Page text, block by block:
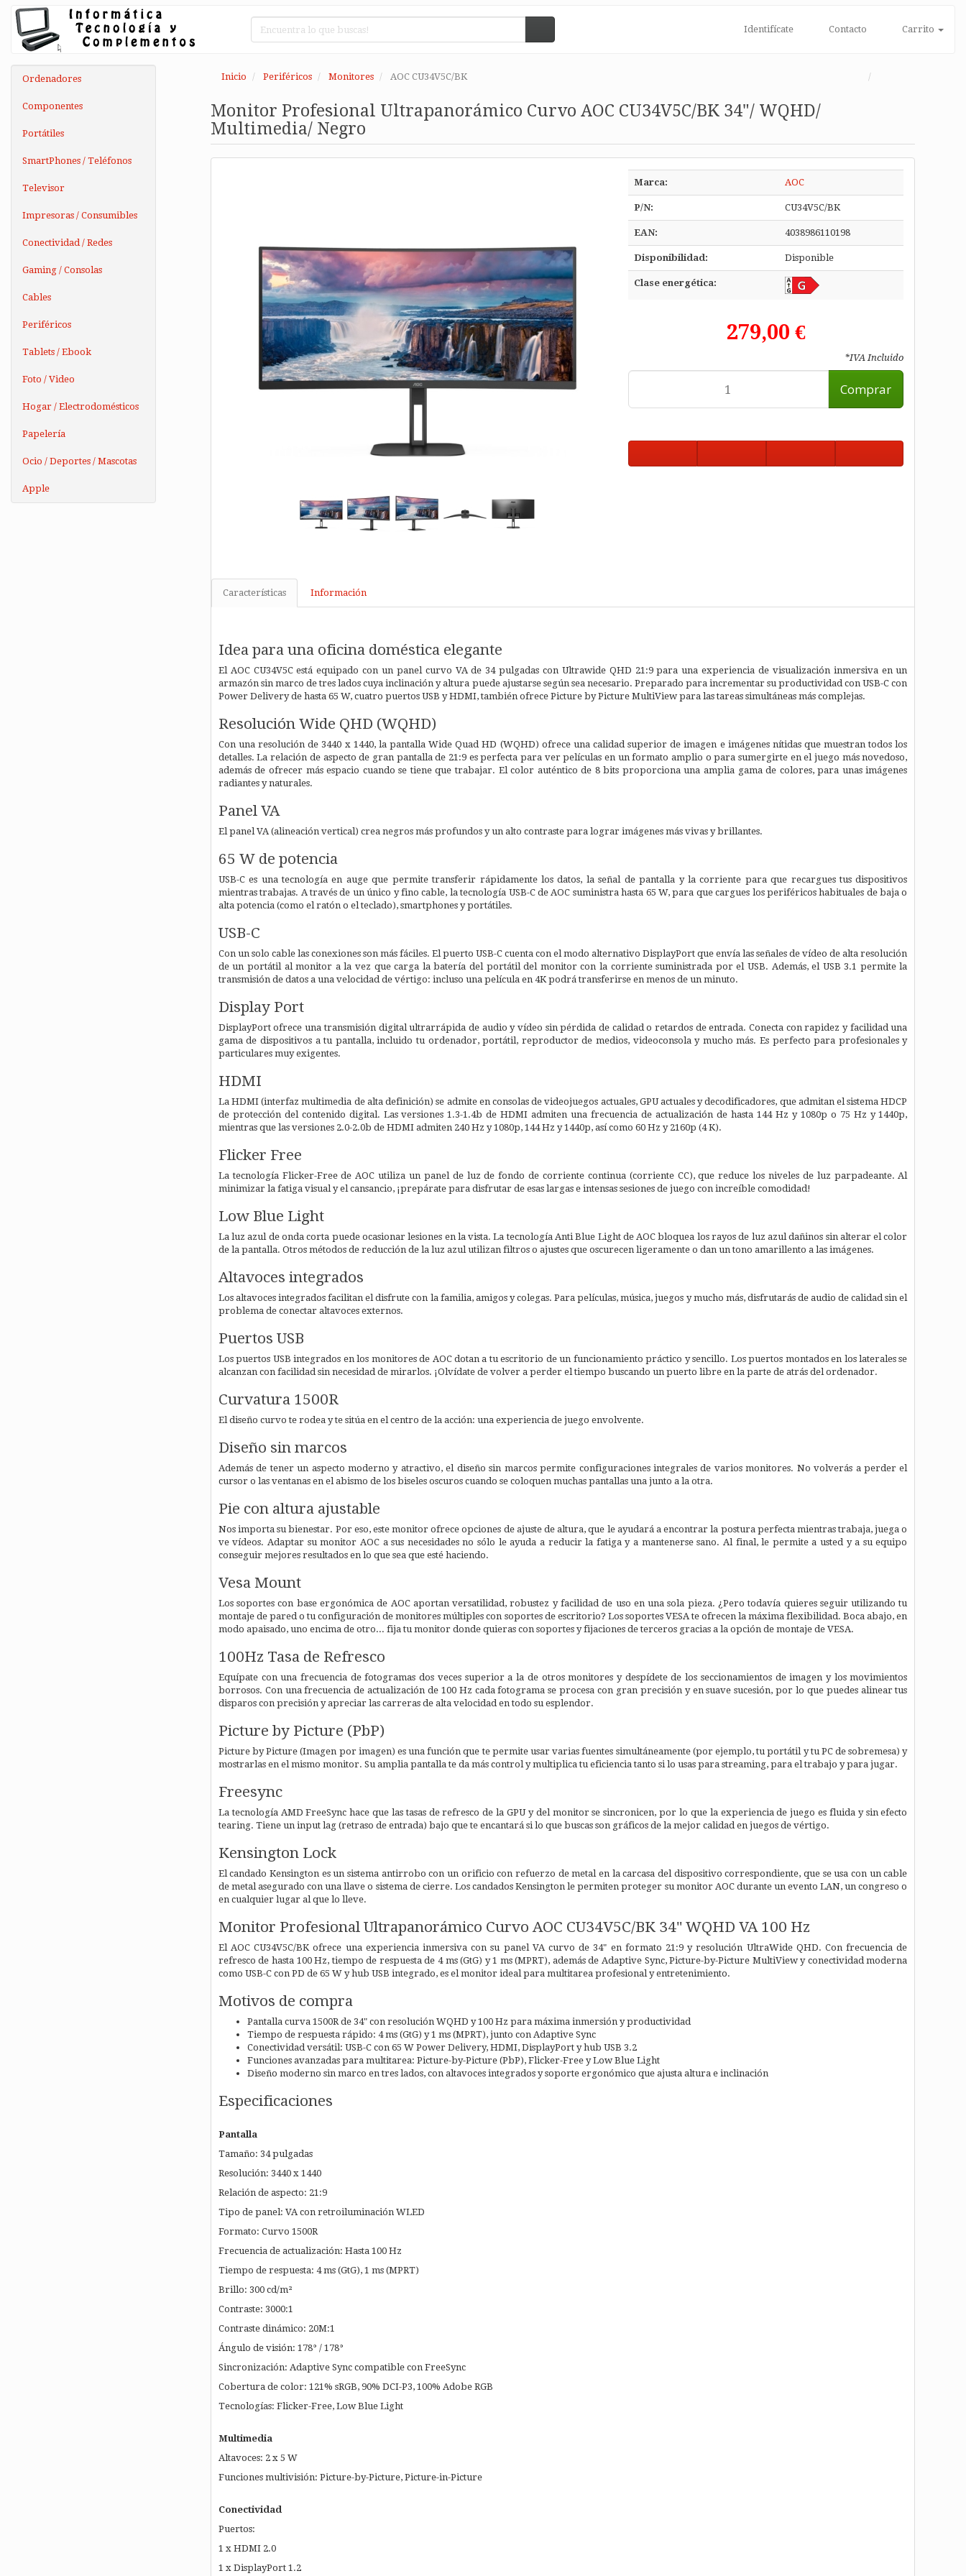
Identifícate Contacto Carrito
Ordenadores
Componentes
Portátiles
SmartPhones / Teléfonos
Televisor
Impresoras / Consumibles
Conectividad / Redes
Gaming / Consolas
Cables
Periféricos
Tablets / Ebook
Foto / Video
Hogar / Electrodomésticos
Papelería
Ocio / Deportes / Mascotas
Apple
Inicio Periféricos Monitores AOC CU34V5C/BK
Monitor Profesional Ultrapanorámico Curvo AOC CU34V5C/BK 34"/ WQHD/
Multimedia/ Negro
Marca: AOC
P/N: CU34V5C/BK
EAN: 4038986110198
Disponibilidad: Disponible
Clase energética:
279,00 €
*IVA Incluido
Comprar
Características Información
Idea para una oficina doméstica elegante
El AOC CU34V5C está equipado con un panel curvo VA de 34 pulgadas con Ultrawide QHD 21:9 para una experiencia de visualización inmersiva en un
armazón sin marco de tres lados cuya inclinación y altura puede ajustarse según sea necesario. Preparado para incrementar su productividad con USB-C con
Power Delivery de hasta 65 W, cuatro puertos USB y HDMI, también ofrece Picture by Picture MultiView para las tareas simultáneas más complejas.
Resolución Wide QHD (WQHD)
Con una resolución de 3440 x 1440, la pantalla Wide Quad HD (WQHD) ofrece una calidad superior de imagen e imágenes nítidas que muestran todos los
detalles. La relación de aspecto de gran pantalla de 21:9 es perfecta para ver películas en un formato amplio o para sumergirte en el juego más novedoso,
además de ofrecer más espacio cuando se tiene que trabajar. El color auténtico de 8 bits proporciona una amplia gama de colores, para unas imágenes
radiantes y naturales.
Panel VA
El panel VA (alineación vertical) crea negros más profundos y un alto contraste para lograr imágenes más vivas y brillantes.
65 W de potencia
USB-C es una tecnología en auge que permite transferir rápidamente los datos, la señal de pantalla y la corriente para que recargues tus dispositivos
mientras trabajas. A través de un único y fino cable, la tecnología USB-C de AOC suministra hasta 65 W, para que cargues los periféricos habituales de baja o
alta potencia (como el ratón o el teclado), smartphones y portátiles.
USB-C
Con un solo cable las conexiones son más fáciles. El puerto USB-C cuenta con el modo alternativo DisplayPort que envía las señales de vídeo de alta resolución
de un portátil al monitor a la vez que carga la batería del portátil del monitor con la corriente suministrada por el USB. Además, el USB 3.1 permite la
transmisión de datos a una velocidad de vértigo: incluso una película en 4K podrá transferirse en menos de un minuto.
Display Port
DisplayPort ofrece una transmisión digital ultrarrápida de audio y vídeo sin pérdida de calidad o retardos de entrada. Conecta con rapidez y facilidad una
gama de dispositivos a tu pantalla, incluido tu ordenador, portátil, reproductor de medios, videoconsola y mucho más. Es perfecto para profesionales y
particulares muy exigentes.
HDMI
La HDMI (interfaz multimedia de alta definición) se admite en consolas de videojuegos actuales, GPU actuales y decodificadores, que admitan el sistema HDCP
de protección del contenido digital. Las versiones 1.3-1.4b de HDMI admiten una frecuencia de actualización de hasta 144 Hz y 1080p o 75 Hz y 1440p,
mientras que las versiones 2.0-2.0b de HDMI admiten 240 Hz y 1080p, 144 Hz y 1440p, así como 60 Hz y 2160p (4 K).
Flicker Free
La tecnología Flicker-Free de AOC utiliza un panel de luz de fondo de corriente continua (corriente CC), que reduce los niveles de luz parpadeante. Al
minimizar la fatiga visual y el cansancio, ¡prepárate para disfrutar de esas largas e intensas sesiones de juego con increíble comodidad!
Low Blue Light
La luz azul de onda corta puede ocasionar lesiones en la vista. La tecnología Anti Blue Light de AOC bloquea los rayos de luz azul dañinos sin alterar el color
de la pantalla. Otros métodos de reducción de la luz azul utilizan filtros o ajustes que oscurecen ligeramente o dan un tono amarillento a las imágenes.
Altavoces integrados
Los altavoces integrados facilitan el disfrute con la familia, amigos y colegas. Para películas, música, juegos y mucho más, disfrutarás de audio de calidad sin el
problema de conectar altavoces externos.
Puertos USB
Los puertos USB integrados en los monitores de AOC dotan a tu escritorio de un funcionamiento práctico y sencillo. Los puertos montados en los laterales se
alcanzan con facilidad sin necesidad de mirarlos. ¡Olvídate de volver a perder el tiempo buscando un puerto libre en la parte de atrás del ordenador.
Curvatura 1500R
El diseño curvo te rodea y te sitúa en el centro de la acción: una experiencia de juego envolvente.
Diseño sin marcos
Además de tener un aspecto moderno y atractivo, el diseño sin marcos permite configuraciones integrales de varios monitores. No volverás a perder el
cursor o las ventanas en el abismo de los biseles oscuros cuando se coloquen muchas pantallas una junto a la otra.
Pie con altura ajustable
Nos importa su bienestar. Por eso, este monitor ofrece opciones de ajuste de altura, que le ayudará a encontrar la postura perfecta mientras trabaja, juega o
ve vídeos. Adaptar su monitor AOC a sus necesidades no sólo le ayuda a reducir la fatiga y a mantenerse sano. Al final, le permite a usted y a su equipo
conseguir mejores resultados en lo que sea que esté haciendo.
Vesa Mount
Los soportes con base ergonómica de AOC aportan versatilidad, robustez y facilidad de uso en una sola pieza. ¿Pero todavía quieres seguir utilizando tu
montaje de pared o tu configuración de monitores múltiples con soportes de escritorio? Los soportes VESA te ofrecen la máxima flexibilidad. Boca abajo, en
modo apaisado, uno encima de otro... fija tu monitor donde quieras con soportes y fijaciones de terceros gracias a la opción de montaje de VESA.
100Hz Tasa de Refresco
Equípate con una frecuencia de fotogramas dos veces superior a la de otros monitores y despídete de los seccionamientos de imagen y los movimientos
borrosos. Con una frecuencia de actualización de 100 Hz cada fotograma se procesa con gran precisión y en suave sucesión, por lo que puedes alinear tus
disparos con precisión y apreciar las carreras de alta velocidad en todo su esplendor.
Picture by Picture (PbP)
Picture by Picture (Imagen por imagen) es una función que te permite usar varias fuentes simultáneamente (por ejemplo, tu portátil y tu PC de sobremesa) y
mostrarlas en el mismo monitor. Su amplia pantalla te da más control y multiplica tu eficiencia tanto si lo usas para streaming, para el trabajo y para jugar.
Freesync
La tecnología AMD FreeSync hace que las tasas de refresco de la GPU y del monitor se sincronicen, por lo que la experiencia de juego es fluida y sin efecto
tearing. Tiene un input lag (retraso de entrada) bajo que te encantará si lo que buscas son gráficos de la mejor calidad en juegos de vértigo.
Kensington Lock
El candado Kensington es un sistema antirrobo con un orificio con refuerzo de metal en la carcasa del dispositivo correspondiente, que se usa con un cable
de metal asegurado con una llave o sistema de cierre. Los candados Kensington le permiten proteger su monitor AOC durante un evento LAN, un congreso o
en cualquier lugar al que lo lleve.
Monitor Profesional Ultrapanorámico Curvo AOC CU34V5C/BK 34" WQHD VA 100 Hz
El AOC CU34V5C/BK ofrece una experiencia inmersiva con su panel VA curvo de 34" en formato 21:9 y resolución UltraWide QHD. Con frecuencia de
refresco de hasta 100 Hz, tiempo de respuesta de 4 ms (GtG) y 1 ms (MPRT), además de Adaptive Sync, Picture-by-Picture MultiView y conectividad moderna
como USB-C con PD de 65 W y hub USB integrado, es el monitor ideal para multitarea profesional y entretenimiento.
Motivos de compra
Pantalla curva 1500R de 34" con resolución WQHD y 100 Hz para máxima inmersión y productividad
Tiempo de respuesta rápido: 4 ms (GtG) y 1 ms (MPRT), junto con Adaptive Sync
Conectividad versátil: USB-C con 65 W Power Delivery, HDMI, DisplayPort y hub USB 3.2
Funciones avanzadas para multitarea: Picture-by-Picture (PbP), Flicker-Free y Low Blue Light
Diseño moderno sin marco en tres lados, con altavoces integrados y soporte ergonómico que ajusta altura e inclinación
Especificaciones
Pantalla
Tamaño: 34 pulgadas
Resolución: 3440 x 1440
Relación de aspecto: 21:9
Tipo de panel: VA con retroiluminación WLED
Formato: Curvo 1500R
Frecuencia de actualización: Hasta 100 Hz
Tiempo de respuesta: 4 ms (GtG), 1 ms (MPRT)
Brillo: 300 cd/m²
Contraste: 3000:1
Contraste dinámico: 20M:1
Ángulo de visión: 178° / 178°
Sincronización: Adaptive Sync compatible con FreeSync
Cobertura de color: 121% sRGB, 90% DCI-P3, 100% Adobe RGB
Tecnologías: Flicker-Free, Low Blue Light
Multimedia
Altavoces: 2 x 5 W
Funciones multivisión: Picture-by-Picture, Picture-in-Picture
Conectividad
Puertos:
1 x HDMI 2.0
1 x DisplayPort 1.2